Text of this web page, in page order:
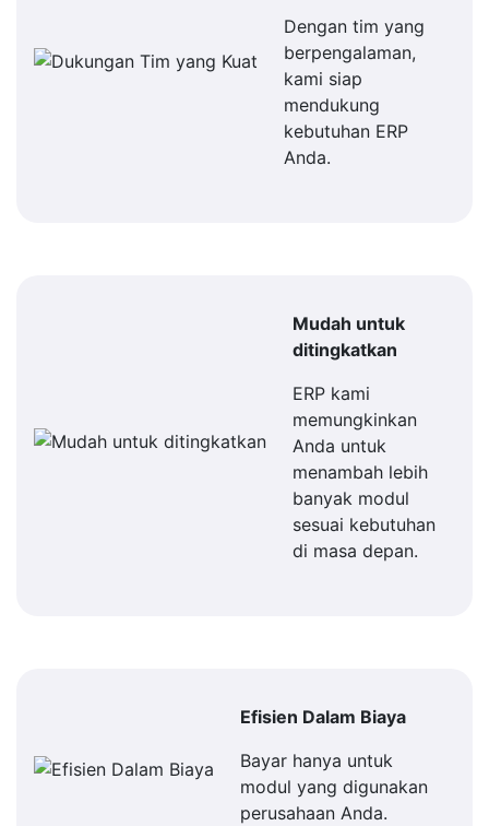
Dengan tim yang
berpengalaman,
kami siap
mendukung
kebutuhan ERP
Anda.
Mudah untuk
ditingkatkan
ERP kami
memungkinkan
Anda untuk
menambah lebih
banyak modul
sesuai kebutuhan
di masa depan.
Efisien Dalam Biaya
Bayar hanya untuk
modul yang digunakan
perusahaan Anda.